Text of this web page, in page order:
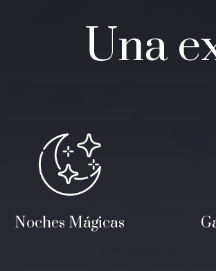
Una
Noches Mágicas